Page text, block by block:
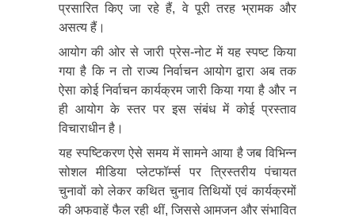
प्रसारित किए जा रहे हैं, वे पूरी तरह भ्रामक और
असत्य हैं।
आयोग की ओर से जारी प्रेस-नोट में यह स्पष्ट किया
गया है कि न तो राज्य निर्वाचन आयोग द्वारा अब तक
ऐसा कोई निर्वाचन कार्यक्रम जारी किया गया है और न
ही आयोग के स्तर पर इस संबंध में कोई प्रस्ताव
विचाराधीन है।
यह स्पष्टिकरण ऐसे समय में सामने आया है जब विभिन्न
सोशल मीडिया प्लेटफॉर्म्स पर त्रिस्तरीय पंचायत
चुनावों को लेकर कथित चुनाव तिथियों एवं कार्यक्रमों
की अफवाहें फैल रही थीं, जिससे आमजन और संभावित